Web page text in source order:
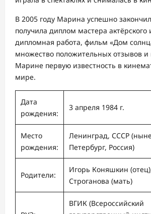
В 2005 году Марина успешно
получила диплом мастера актёрского
дипломная работа, фильм «Дом
множество положительных отзывов и
Марине первую известность в
мире.
Дата
рождения:
3 апреля 1984 г.
Место
рождения:
Ленинград, СССР
Петербург, Россия)
Родители:
Игорь Коняшкин
Строганова (мать)
ВГИК (Всероссийский